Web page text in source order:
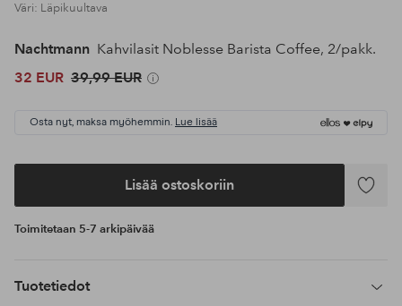
Väri: Läpikuultava
Nachtmann Kahvilasit Noblesse Barista Coffee, 2/pakk.
32 EUR 39,99 EUR
Osta nyt, maksa myöhemmin. Lue lisää
Lisää ostoskoriin
Lisää
Toimitetaan 5-7 arkipäivää
Tuotetiedot